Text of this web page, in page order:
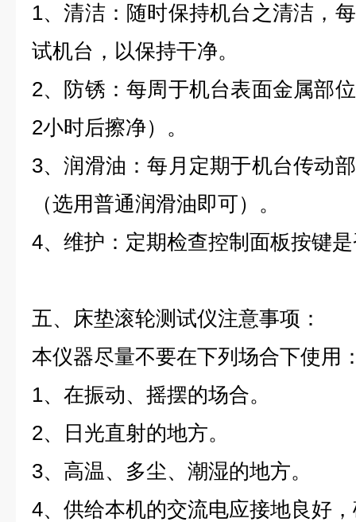
1、清洁：随时保持机台之清洁，
试机台，以保持干净。
2、防锈：每周于机台表面金属部
2小时后擦净）。
3、润滑油：每月定期于机台传动
（选用普通润滑油即可）。
4、维护：定期检查控制面板按键
五、床垫滚轮测试仪注意事项：
本仪器尽量不要在下列场合下使用
1、在振动、摇摆的场合。
2、日光直射的地方。
3、高温、多尘、潮湿的地方。
4、供给本机的交流电应接地良好